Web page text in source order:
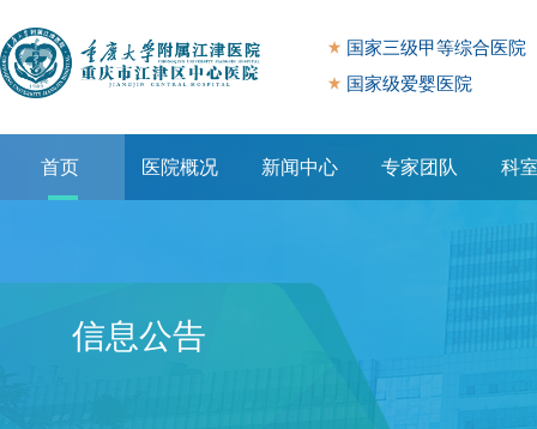
国家三级甲等综合医院
国家级爱婴医院
首页 医院概况 新闻中心 专家团队 科
信息公告